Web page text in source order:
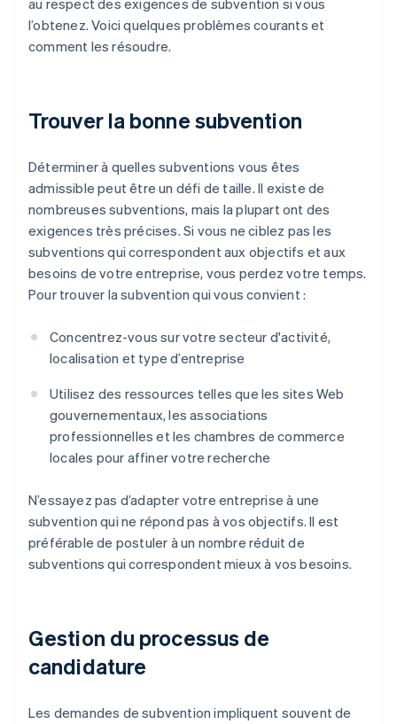
au respect des exigences de subvention si vous
l’obtenez. Voici quelques problèmes courants et
comment les résoudre.
Trouver la bonne subvention
Déterminer à quelles subventions vous êtes
admissible peut être un défi de taille. Il existe de
nombreuses subventions, mais la plupart ont des
exigences très précises. Si vous ne ciblez pas les
subventions qui correspondent aux objectifs et aux
besoins de votre entreprise, vous perdez votre temps.
Pour trouver la subvention qui vous convient :
Concentrez-vous sur votre secteur d'activité,
localisation et type d’entreprise
Utilisez des ressources telles que les sites Web
gouvernementaux, les associations
professionnelles et les chambres de commerce
locales pour affiner votre recherche
N’essayez pas d’adapter votre entreprise à une
subvention qui ne répond pas à vos objectifs. Il est
préférable de postuler à un nombre réduit de
subventions qui correspondent mieux à vos besoins.
Gestion du processus de
candidature
Les demandes de subvention impliquent souvent de